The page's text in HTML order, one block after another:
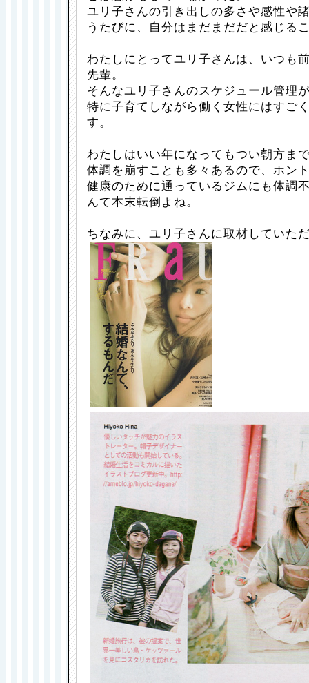
ユリ子さんの引き出しの多さや感性や
うたびに、自分はまだまだだと感じる
わたしにとってユリ子さんは、いつも
先輩。
そんなユリ子さんのスケジュール管理
特に子育てしながら働く女性にはすご
す。
わたしはいい年になってもつい朝方ま
体調を崩すことも多々あるので、ホン
健康のために通っているジムにも体調
んて本末転倒よね。
ちなみに、ユリ子さんに取材していた